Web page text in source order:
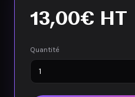
13,00€ HT
Quantité